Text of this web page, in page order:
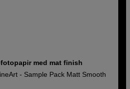
med mat finish
- Sample Pack Matt Smooth